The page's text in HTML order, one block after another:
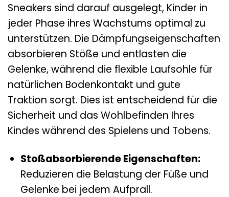
Sneakers sind darauf ausgelegt, Kinder in
jeder Phase ihres Wachstums optimal zu
unterstützen. Die Dämpfungseigenschaften
absorbieren Stöße und entlasten die
Gelenke, während die flexible Laufsohle für
natürlichen Bodenkontakt und gute
Traktion sorgt. Dies ist entscheidend für die
Sicherheit und das Wohlbefinden Ihres
Kindes während des Spielens und Tobens.
Stoßabsorbierende Eigenschaften:
Reduzieren die Belastung der Füße und
Gelenke bei jedem Aufprall.